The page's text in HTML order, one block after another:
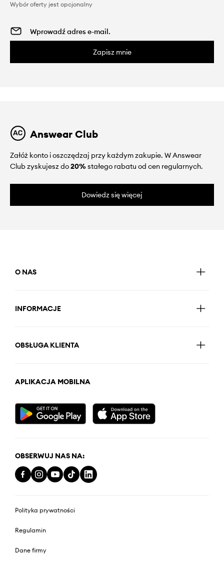
Wybór oferty jest opcjonalny
Zapisz mnie
Answear Club
Załóż konto i oszczędzaj przy każdym zakupie. W Answear
Club zyskujesz do20%stałego rabatu od cen regularnych.
Dowiedz się więcej
O NAS
INFORMACJE
OBSŁUGA KLIENTA
APLIKACJA MOBILNA
OBSERWUJ NAS NA:
Polityka prywatności
Regulamin
Dane firmy